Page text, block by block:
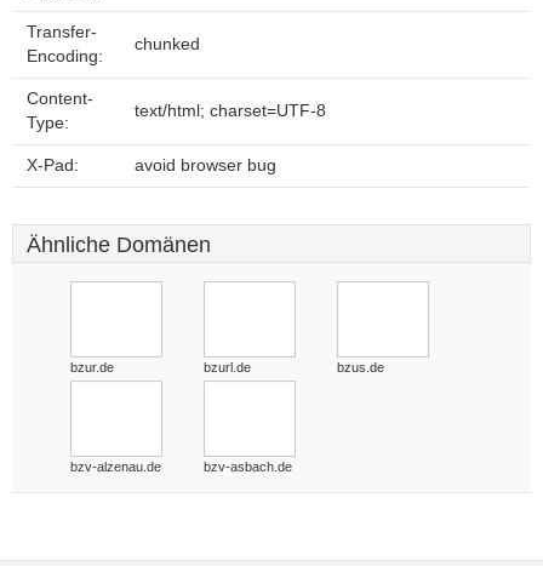
Transfer-
Encoding:
chunked
Content-
Type:
text/html; charset=UTF-8
X-Pad: avoid browser bug
Ähnliche Domänen
bzur.de bzurl.de bzus.de
bzv-alzenau.de bzv-asbach.de